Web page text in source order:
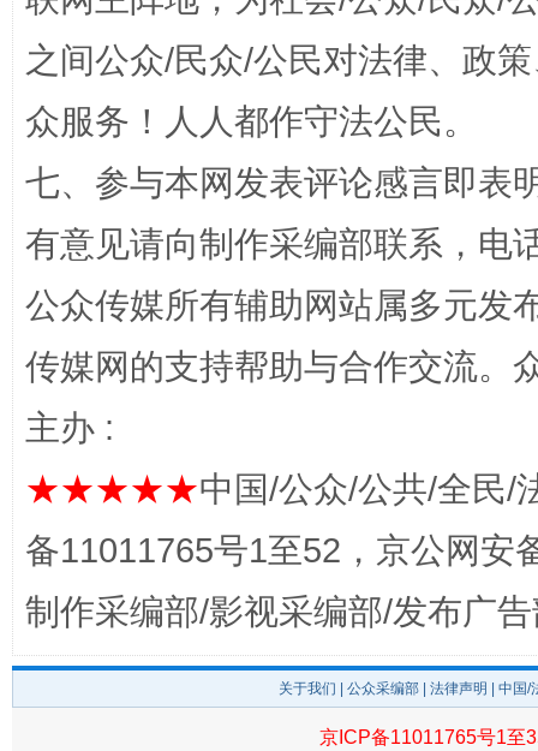
完善运行机制助力责任有效落实 一纸欠
东山县通报“牛蛙产品抗生素超标问题” 法
千年窑火 生生不息 一
之间公众/民众/公民对法律、政
众服务！人人都作守法公民。
七、参与本网发表评论感言即表
有意见请向制作采编部联系，电
公众传媒所有辅助网站属多元发
传媒网的支持帮助与合作交流。
主办 :
★★★★★中国/公众/公共/全民/
备11011765号1至52，京公网安
制作采编部/影视采编部/发布广
关于我们 公众采编部 法律声明 | 中国
京ICP备11011765号1至